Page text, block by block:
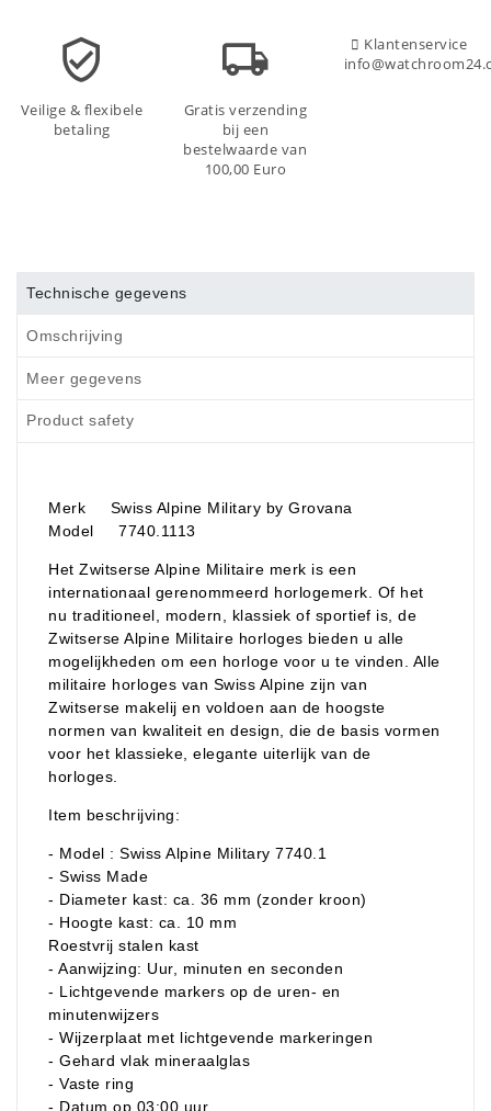
Veilige & flexibele
betaling
Gratis verzending
bij een
bestelwaarde van
100,00 Euro
Klantenservice
Technische gegevens
Omschrijving
Meer gegevens
Product safety
Merk Swiss Alpine Military by Grovana
Model 7740.1113
Het Zwitserse Alpine Militaire merk is een
internationaal gerenommeerd horlogemerk. Of het
nu traditioneel, modern, klassiek of sportief is, de
Zwitserse Alpine Militaire horloges bieden u alle
mogelijkheden om een horloge voor u te vinden. Alle
militaire horloges van Swiss Alpine zijn van
Zwitserse makelij en voldoen aan de hoogste
normen van kwaliteit en design, die de basis vormen
voor het klassieke, elegante uiterlijk van de
horloges.
Item beschrijving:
- Model : Swiss Alpine Military 7740.1
- Swiss Made
- Diameter kast: ca. 36 mm (zonder kroon)
- Hoogte kast: ca. 10 mm
Roestvrij stalen kast
- Aanwijzing: Uur, minuten en seconden
- Lichtgevende markers op de uren- en
minutenwijzers
- Wijzerplaat met lichtgevende markeringen
- Gehard vlak mineraalglas
- Vaste ring
- Datum op 03:00 uur